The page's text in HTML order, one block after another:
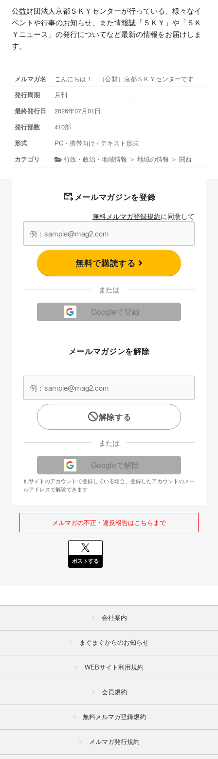
公益財団法人京都ＳＫＹセンターが行っている、様々なイ
ベントや行事のお知らせ、また情報誌「ＳＫＹ」や「ＳＫ
Ｙニュース」の発行についてなど最新の情報をお届けしま
す。
メルマガ名
こんにちは！ （公財）京都ＳＫＹセンターです
発行周期
月刊
最終発行日
2026年07月01日
発行部数
410部
形式
PC・携帯向け / テキスト形式
カテゴリ
行政・政治・地域情報 ＞ 地域の情報 ＞ 関西
メールマガジンを登録
無料メルマガ登録規約に同意して
無料で購読する
または
Googleで登録
メールマガジンを解除
解除する
または
Googleで解除
別サイトのアカウントで登録している場合、登録したアカウントのメー
ルアドレスで解除できます
メルマガの不正・違反報告はこちらまで
ポストする
会社案内
まぐまぐからのお知らせ
WEBサイト利用規約
会員規約
無料メルマガ登録規約
メルマガ発行規約